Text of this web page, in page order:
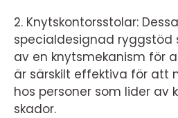
2. Knytskontorsstolar:
specialdesignad ryggstöd
av en knytsmekanism för
är särskilt effektiva för att
hos personer som lider av
skador.